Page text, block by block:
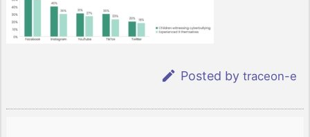
 Posted by traceon-e